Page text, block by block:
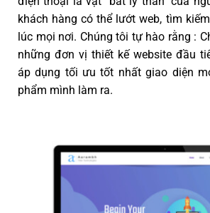
khách hàng có thể lướt web, tìm
lúc mọi nơi. Chúng tôi tự hào rằng :
những đơn vị thiết kế website đầu
áp dụng tối ưu tốt nhất giao diện
phẩm mình làm ra.